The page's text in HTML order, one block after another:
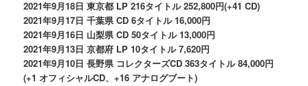
2021年9月18日 東京都 LP 216タイトル 252,800円(+41 CD)
2021年9月17日 千葉県 CD 6タイトル 16,000円
2021年9月16日 山梨県 CD 50タイトル 13,000円
2021年9月13日 京都府 LP 10タイトル 7,620円
2021年9月10日 長野県 コレクターズCD 363タイトル 84,000円
(+1 オフィシャルCD、+16 アナログブート)